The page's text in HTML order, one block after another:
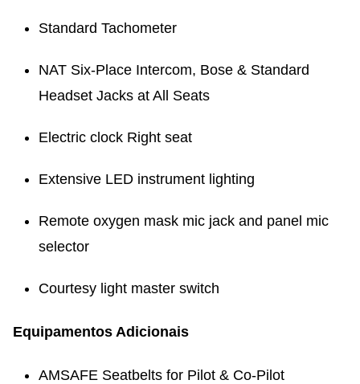
Standard Tachometer
NAT Six-Place Intercom, Bose & Standard
Headset Jacks at All Seats
Electric clock Right seat
Extensive LED instrument lighting
Remote oxygen mask mic jack and panel mic
selector
Courtesy light master switch
Equipamentos Adicionais
AMSAFE Seatbelts for Pilot & Co-Pilot